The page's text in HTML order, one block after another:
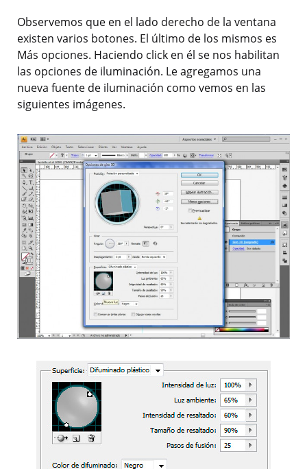
Observemos que en el lado derecho de la ventana
existen varios botones. El último de los mismos es
Más opciones. Haciendo click en él se nos habilitan
las opciones de iluminación. Le agregamos una
nueva fuente de iluminación como vemos en las
siguientes imágenes.